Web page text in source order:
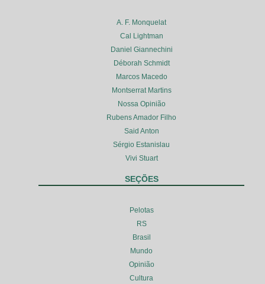
A. F. Monquelat
Cal Lightman
Daniel Giannechini
Déborah Schmidt
Marcos Macedo
Montserrat Martins
Nossa Opinião
Rubens Amador Filho
Said Anton
Sérgio Estanislau
Vivi Stuart
SEÇÕES
Pelotas
RS
Brasil
Mundo
Opinião
Cultura